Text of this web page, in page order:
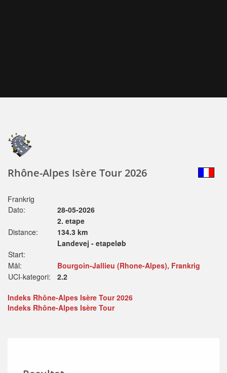
Rhône-Alpes Isère Tour 2026
Frankrig
Dato:
28-05-2026
2. etape
Distance:
134.3 km
Landevej - etapeløb
Start:
Mål:
Bourgoin-Jallieu (Rhone-Alpes), Frankrig
UCI-kategori:
2.2
Indeks Rhône-Alpes Isère Tour 2026
Indeks Rhône-Alpes Isère Tour